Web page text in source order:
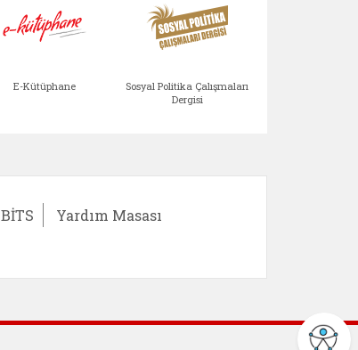
E-Kütüphane
Sosyal Politika Çalışmaları
Dergisi
BİTS Yardım Masası